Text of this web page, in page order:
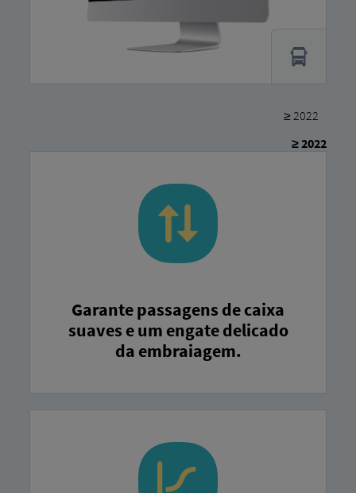
≥ 2022
≥ 2022
Garante passagens de caixa
suaves e um engate delicado
da embraiagem.